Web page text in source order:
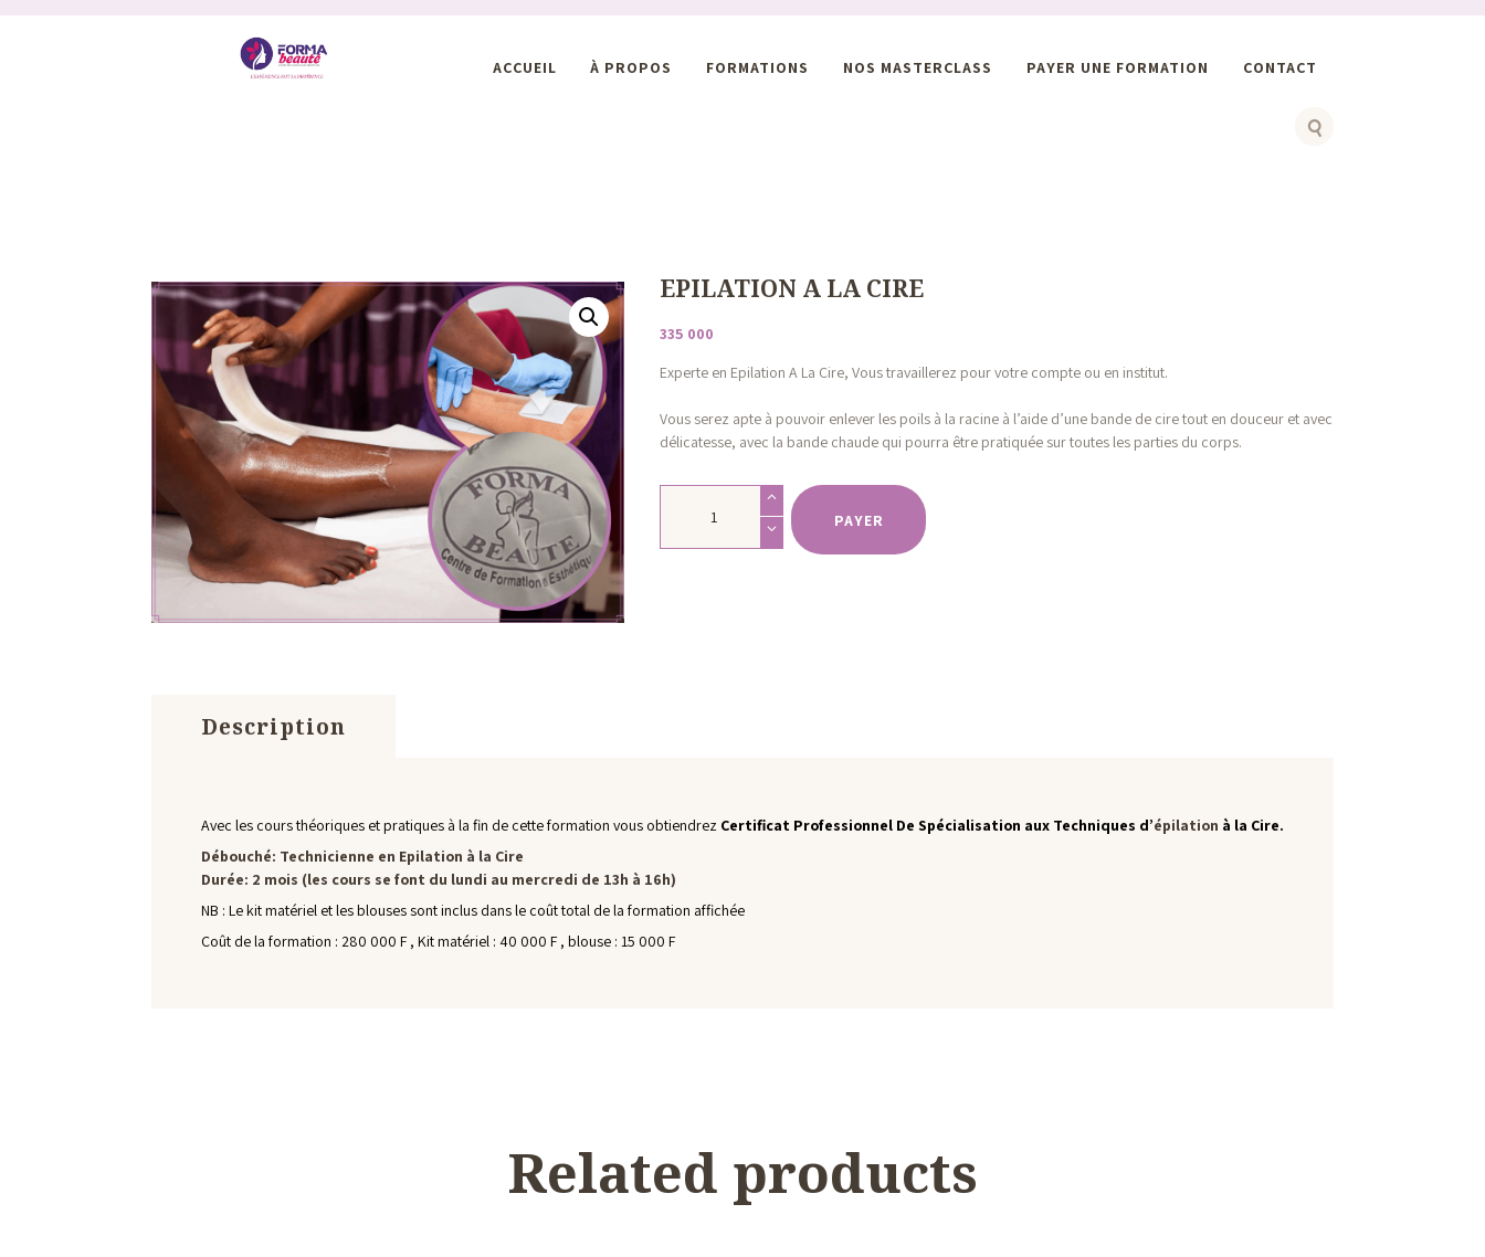
ACCUEIL À PROPOS FORMATIONS NOS MASTERCLASS PAYER UNE FORMATION CONTACT
EPILATION A LA CIRE
335 000
Experte en Epilation A La Cire, Vous travaillerez pour votre compte ou en institut.
Vous serez apte à pouvoir enlever les poils à la racine à l’aide d’une bande de cire tout en douceur et avec
délicatesse, avec la bande chaude qui pourra être pratiquée sur toutes les parties du corps.
PAYER
Description
Avec les cours théoriques et pratiques à la fin de cette formation vous obtiendrez Certificat Professionnel De Spécialisation aux Techniques d’épilation à la Cire.
Débouché: Technicienne en Epilation à la Cire
Durée: 2 mois (les cours se font du lundi au mercredi de 13h à 16h)
NB : Le kit matériel et les blouses sont inclus dans le coût total de la formation affichée
Coût de la formation : 280 000 F , Kit matériel : 40 000 F , blouse : 15 000 F
Related products